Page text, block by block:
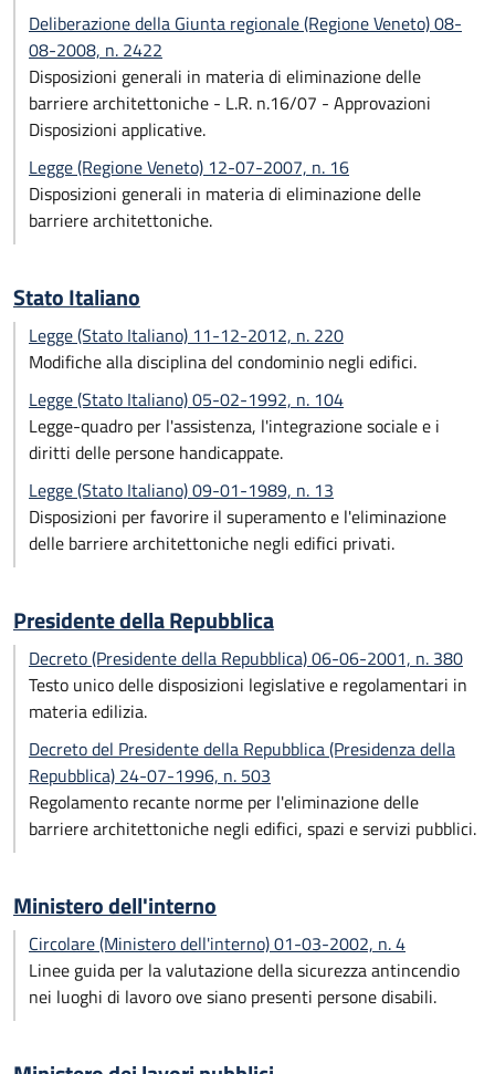
Deliberazione della Giunta regionale (Regione Veneto) 08-
08-2008, n. 2422
Disposizioni generali in materia di eliminazione delle
barriere architettoniche - L.R. n.16/07 - Approvazioni
Disposizioni applicative.
Legge (Regione Veneto) 12-07-2007, n. 16
Disposizioni generali in materia di eliminazione delle
barriere architettoniche.
Stato Italiano
Legge (Stato Italiano) 11-12-2012, n. 220
Modifiche alla disciplina del condominio negli edifici.
Legge (Stato Italiano) 05-02-1992, n. 104
Legge-quadro per l'assistenza, l'integrazione sociale e i
diritti delle persone handicappate.
Legge (Stato Italiano) 09-01-1989, n. 13
Disposizioni per favorire il superamento e l'eliminazione
delle barriere architettoniche negli edifici privati.
Presidente della Repubblica
Decreto (Presidente della Repubblica) 06-06-2001, n. 380
Testo unico delle disposizioni legislative e regolamentari in
materia edilizia.
Decreto del Presidente della Repubblica (Presidenza della
Repubblica) 24-07-1996, n. 503
Regolamento recante norme per l'eliminazione delle
barriere architettoniche negli edifici, spazi e servizi pubblici.
Ministero dell'interno
Circolare (Ministero dell'interno) 01-03-2002, n. 4
Linee guida per la valutazione della sicurezza antincendio
nei luoghi di lavoro ove siano presenti persone disabili.